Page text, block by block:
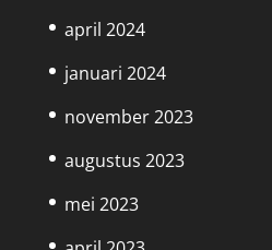
april 2024
januari 2024
november 2023
augustus 2023
mei 2023